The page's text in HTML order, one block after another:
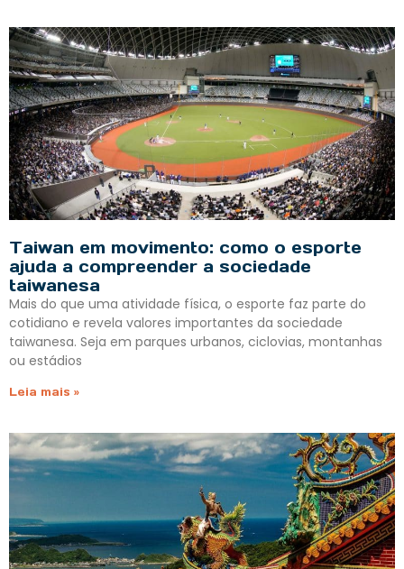
Taiwan em movimento: como o esporte
ajuda a compreender a sociedade
taiwanesa
Mais do que uma atividade física, o esporte faz parte do
cotidiano e revela valores importantes da sociedade
taiwanesa. Seja em parques urbanos, ciclovias, montanhas
ou estádios
Leia mais »